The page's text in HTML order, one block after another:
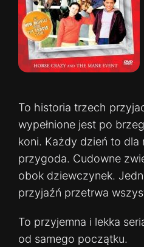
To historia trzech
wypełnione jest po
koni. Każdy dzień to dla
przygoda. Cudowne
obok dziewczynek.
przyjaźń przetrwa
To przyjemna i lekka
od samego początku.